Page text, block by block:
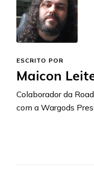
ESCRITO POR
Maicon
Colaborador da
com a Wargods